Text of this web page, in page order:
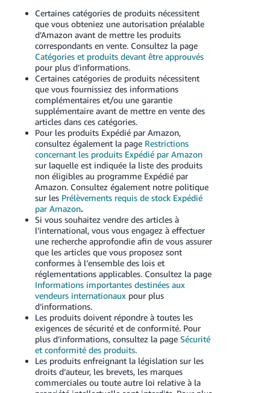
Certaines catégories de produits nécessitent
que vous obteniez une autorisation préalable
d’Amazon avant de mettre les produits
correspondants en vente. Consultez la page
Catégories et produits devant être approuvés
pour plus d’informations.
Certaines catégories de produits nécessitent
que vous fournissiez des informations
complémentaires et/ou une garantie
supplémentaire avant de mettre en vente des
articles dans ces catégories.
Pour les produits Expédié par Amazon,
consultez également la page Restrictions
concernant les produits Expédié par Amazon
sur laquelle est indiquée la liste des produits
non éligibles au programme Expédié par
Amazon. Consultez également notre politique
sur les Prélèvements requis de stock Expédié
par Amazon.
Si vous souhaitez vendre des articles à
l’international, vous vous engagez à effectuer
une recherche approfondie afin de vous assurer
que les articles que vous proposez sont
conformes à l’ensemble des lois et
réglementations applicables. Consultez la page
Informations importantes destinées aux
vendeurs internationauxpour plus
d’informations.
Les produits doivent répondre à toutes les
exigences de sécurité et de conformité. Pour
plus d’informations, consultez la page Sécurité
et conformité des produits.
Les produits enfreignant la législation sur les
droits d’auteur, les brevets, les marques
commerciales ou toute autre loi relative à la